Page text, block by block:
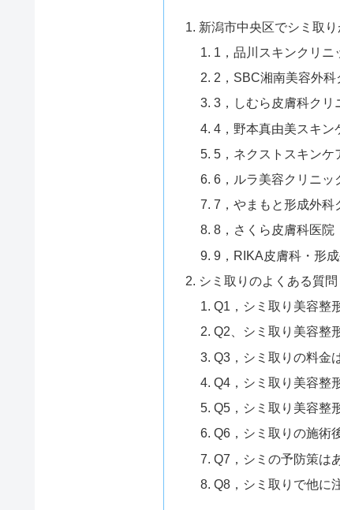
新潟市中央区でシミ取
1，品川スキンクリニ
2，SBC湘南美容外
3，しむら皮膚科クリ
4，野本真由美スキン
5，ネクストスキンケ
6，ルラ美容クリニッ
7，やまもと形成外科
8，さくら皮膚科医院
9，RIKA皮膚科・形
シミ取りのよくある質
Q1，シミ取り美容整
Q2、シミ取り美容整
Q3，シミ取りの料金
Q4，シミ取り美容整
Q5，シミ取り美容整
Q6，シミ取りの施術
Q7，シミの予防策は
Q8，シミ取りで他に